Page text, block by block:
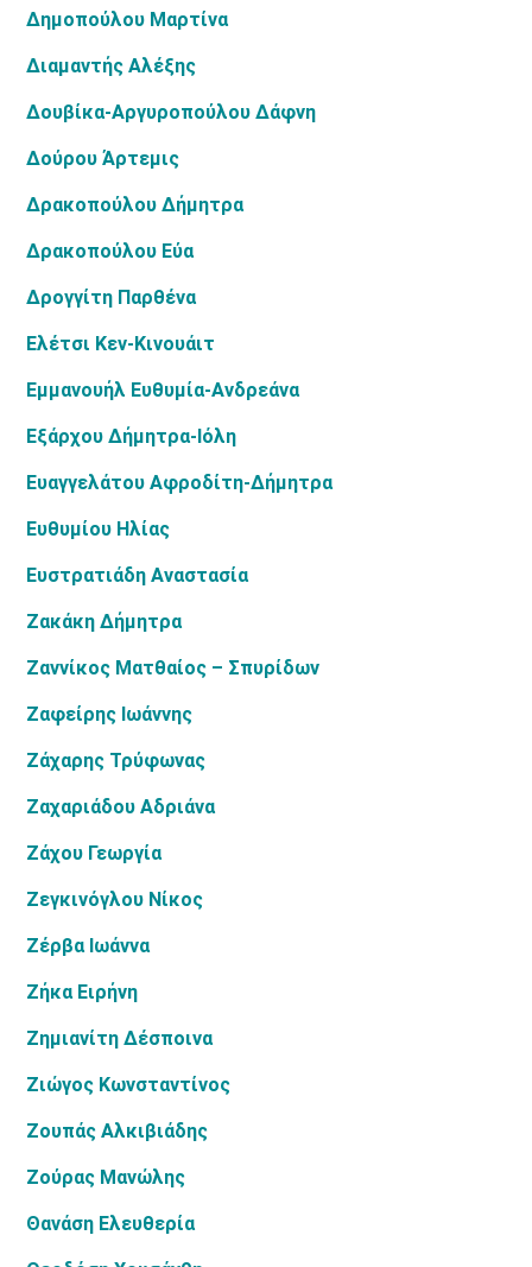
Δημοπούλου Μαρτίνα
Διαμαντής Αλέξης
Δουβίκα-Αργυροπούλου Δάφνη
Δούρου Άρτεμις
Δρακοπούλου Δήμητρα
Δρακοπούλου Εύα
Δρογγίτη Παρθένα
Ελέτσι Κεν-Κινουάιτ
Εμμανουήλ Ευθυμία-Ανδρεάνα
Εξάρχου Δήμητρα-Ιόλη
Ευαγγελάτου Αφροδίτη-Δήμητρα
Ευθυμίου Ηλίας
Ευστρατιάδη Αναστασία
Ζακάκη Δήμητρα
Ζαννίκος Ματθαίος – Σπυρίδων
Ζαφείρης Ιωάννης
Ζάχαρης Τρύφωνας
Ζαχαριάδου Αδριάνα
Ζάχου Γεωργία
Ζεγκινόγλου Νίκος
Ζέρβα Ιωάννα
Ζήκα Ειρήνη
Ζημιανίτη Δέσποινα
Ζιώγος Κωνσταντίνος
Ζουπάς Αλκιβιάδης
Ζούρας Μανώλης
Θανάση Ελευθερία